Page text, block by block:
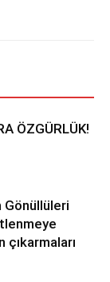
ÖZGÜRLÜK!
Gönüllüleri
çıkarmaları